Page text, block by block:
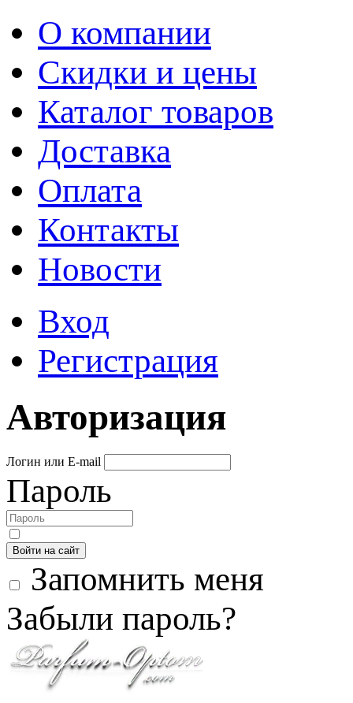
О компании
Скидки и цены
Каталог товаров
Доставка
Оплата
Контакты
Новости
Вход
Регистрация
Авторизация
Логин или E-mail
Пароль
Войти на сайт
Запомнить меня
Забыли пароль?